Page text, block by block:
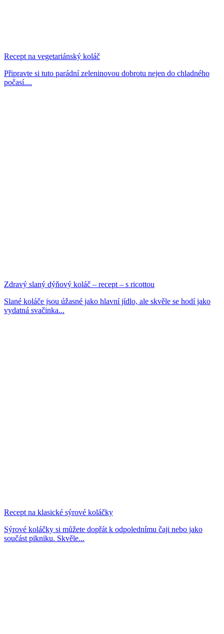
Recept na vegetariánský koláč
Připravte si tuto parádní zeleninovou dobrotu nejen do chladného
počasí....
Zdravý slaný dýňový koláč – recept – s ricottou
Slané koláče jsou úžasné jako hlavní jídlo, ale skvěle se hodí jako
vydatná svačinka...
Recept na klasické sýrové koláčky
Sýrové koláčky si můžete dopřát k odpolednímu čaji nebo jako
součást pikniku. Skvěle...